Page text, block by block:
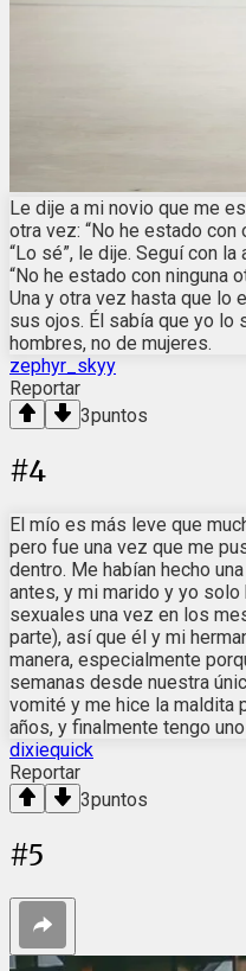
Le dije a mi novio que me
otra vez: “No he estado con
“Lo sé”, le dije. Seguí con
“No he estado con ninguna
Una y otra vez hasta que lo
sus ojos. Él sabía que yo lo
hombres, no de mujeres.
zephyr_skyy
Reportar
3puntos
#4
El mío es más leve que
pero fue una vez que me
dentro. Me habían hecho
antes, y mi marido y yo
sexuales una vez en los
parte), así que él y mi
manera, especialmente
semanas desde nuestra
vomité y me hice la maldita
años, y finalmente tengo
dixiequick
Reportar
3puntos
#5